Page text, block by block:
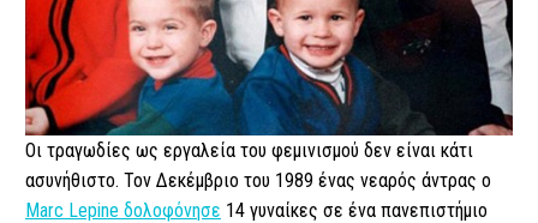
Οι τραγωδίες ως εργαλεία του φεμινισμού δεν είναι κάτι
ασυνήθιστο. Τον Δεκέμβριο του 1989 ένας νεαρός άντρας ο
Marc Lepine δολοφόνησε 14 γυναίκες σε ένα πανεπιστήμιο